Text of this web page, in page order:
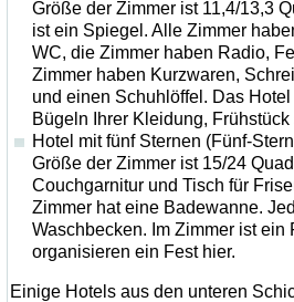
Größe der Zimmer ist 11,4/13,3
ist ein Spiegel. Alle Zimmer
WC, die Zimmer haben Radio,
Zimmer haben Kurzwaren,
und einen Schuhlöffel. Das
Bügeln Ihrer Kleidung,
Hotel mit fünf Sternen (Fünf-
Größe der Zimmer ist 15/24
Couchgarnitur und Tisch für
Zimmer hat eine Badewanne.
Waschbecken. Im Zimmer ist ein
organisieren ein Fest hier.
Einige Hotels aus den unteren